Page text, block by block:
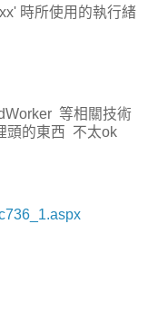
時所使用的執行緒
等相關技術
頭的東西 不太ok